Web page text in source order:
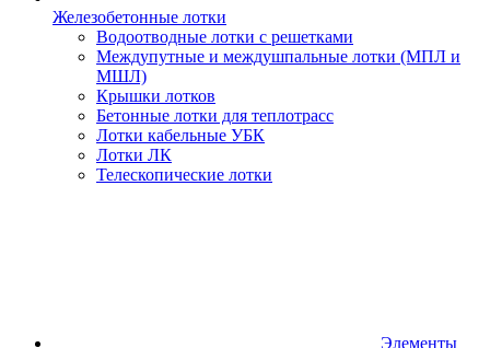
Железобетонные лотки
Водоотводные лотки с решетками
Междупутные и междушпальные лотки (МПЛ и
МШЛ)
Крышки лотков
Бетонные лотки для теплотрасс
Лотки кабельные УБК
Лотки ЛК
Телескопические лотки
Элементы